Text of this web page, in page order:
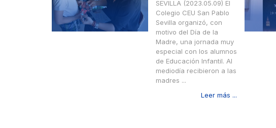
SEVILLA (2023.05.09) El
Colegio CEU San Pablo
Sevilla organizó, con
motivo del Día de la
Madre, una jornada muy
especial con los alumnos
de Educación Infantil. Al
mediodía recibieron a las
madres ...
Leer más ...